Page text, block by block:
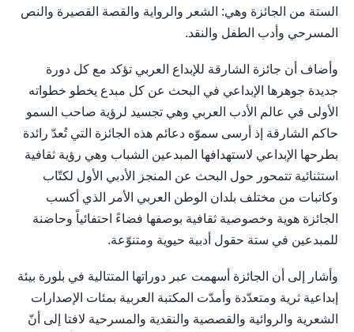
الستة من الجائزة وهي: الشعر والرواية والقصة القصيرة والنص
المسرحي وأدب الطفل والنقد.
وأضاف أن جائزة الشارقة للإبداع العربي تؤكد مع كل دورة
جديدة جوهرها الإبداعي في البحث عن كل مبدع يخطو خطواته
الأولى في عالم الأدب العربي وهي تجسيد لرؤية صاحب السمو
حاكم الشارقة إذ أرسى سموّه دعائم هذه الجائزة التي تُعدّ رائدة
بطرحها الإبداعي لاستهدافها المبدعين الشباب وهي رؤية ثقافية
استثنائية تتمحور حول البحث عن المنجز الأدبي الأول لكتّاب
وكاتبات من مختلف بلدان الوطن العربي الأمر الذي أكسب
الجائزة هوية وخصوصية ثقافية بوصفها فضاءً احتفائياً وحاضنة
للمبدعين في ستة حقول أدبية حيوية ومتنوّعة.
وأشار إلى أن الجائزة أسهمت عبر دوراتها المتتالية في بلورة بيئة
إبداعية ثرية ومتعدّدة وأمدّت المكتبة العربية بمئات الإصدارات
الشعرية والروائية والقصصية والنقدية والمسرحية لافتا إلى أنّ